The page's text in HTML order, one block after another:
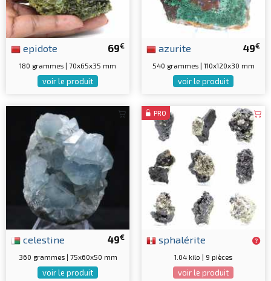
69€
epidote
180 grammes | 70x65x35 mm
voir le produit
49€
azurite
540 grammes | 110x120x30 mm
voir le produit
49€
celestine
360 grammes | 75x60x50 mm
voir le produit
PRO
sphalérite
1.04 kilo | 9 pièces
voir le produit